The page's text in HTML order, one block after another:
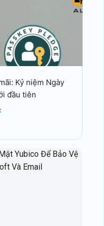
Kỷ niệm Ngày
đầu tiên